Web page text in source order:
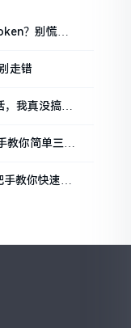
？别慌，
走错
，我真没搞明
教你简单三步
教你快速查